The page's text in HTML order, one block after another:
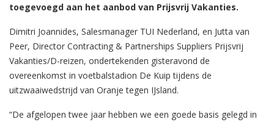
toegevoegd aan het aanbod van Prijsvrij Vakanties.
Dimitri Joannides, Salesmanager TUI Nederland, en Jutta van
Peer, Director Contracting & Partnerships Suppliers Prijsvrij
Vakanties/D-reizen, ondertekenden gisteravond de
overeenkomst in voetbalstadion De Kuip tijdens de
uitzwaaiwedstrijd van Oranje tegen IJsland.
“De afgelopen twee jaar hebben we een goede basis gelegd in